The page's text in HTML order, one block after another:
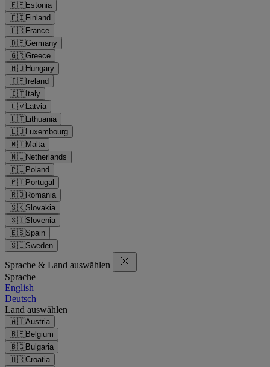
🇪🇪Estonia
🇫🇮Finland
🇫🇷France
🇩🇪Germany
🇬🇷Greece
🇭🇺Hungary
🇮🇪Ireland
🇮🇹Italy
🇱🇻Latvia
🇱🇹Lithuania
🇱🇺Luxembourg
🇲🇹Malta
🇳🇱Netherlands
🇵🇱Poland
🇵🇹Portugal
🇷🇴Romania
🇸🇰Slovakia
🇸🇮Slovenia
🇪🇸Spain
🇸🇪Sweden
Sprache & Land auswählen
Sprache
English
Deutsch
Land auswählen
🇦🇹Austria
🇧🇪Belgium
🇧🇬Bulgaria
🇭🇷Croatia